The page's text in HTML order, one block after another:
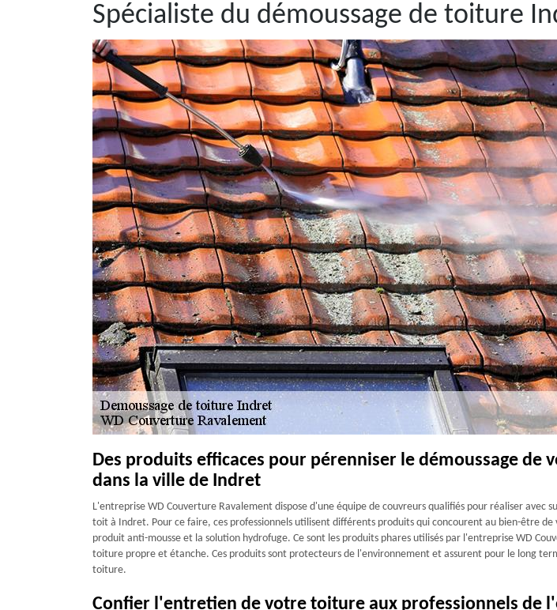
Spécialiste du démoussage de toiture
Des produits efficaces pour pérenniser le démoussage de
dans la ville de Indret
L'entreprise WD Couverture Ravalement dispose d'une équipe de couvreurs qualifiés pour réaliser avec
toit à Indret. Pour ce faire, ces professionnels utilisent différents produits qui concourent au bien-être
produit anti-mousse et la solution hydrofuge. Ce sont les produits phares utilisés par l'entreprise WD
toiture propre et étanche. Ces produits sont protecteurs de l'environnement et assurent pour le long
toiture.
Confier l'entretien de votre toiture aux professionnels de